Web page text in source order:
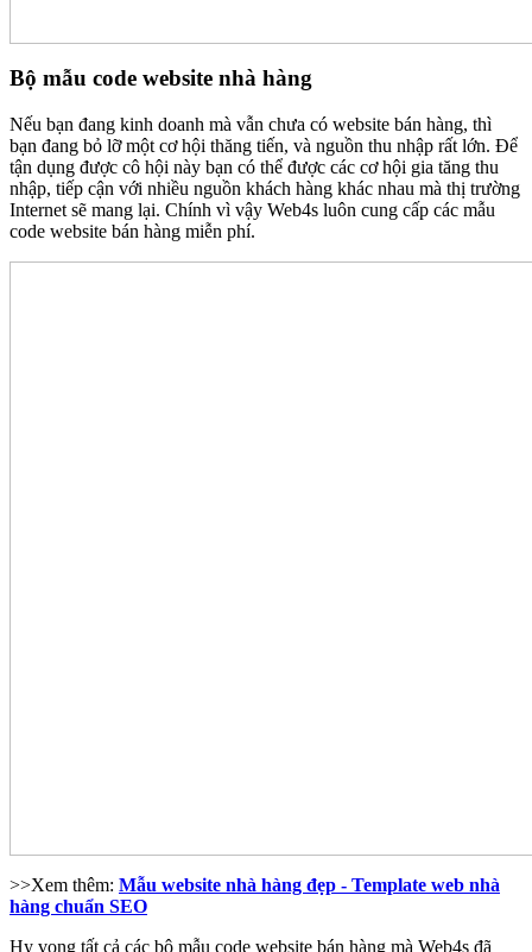
Bộ mẫu code website nhà hàng
Nếu bạn đang kinh doanh mà vẫn chưa có website bán hàng, thì
bạn đang bỏ lỡ một cơ hội thăng tiến, và nguồn thu nhập rất lớn. Để
tận dụng được cô hội này bạn có thể được các cơ hội gia tăng thu
nhập, tiếp cận với nhiều nguồn khách hàng khác nhau mà thị trường
Internet sẽ mang lại. Chính vì vậy Web4s luôn cung cấp các mẫu
code website bán hàng miễn phí.
>>Xem thêm: Mẫu website nhà hàng đẹp - Template web nhà
hàng chuẩn SEO
Hy vọng tất cả các bộ mẫu code website bán hàng mà Web4s đã